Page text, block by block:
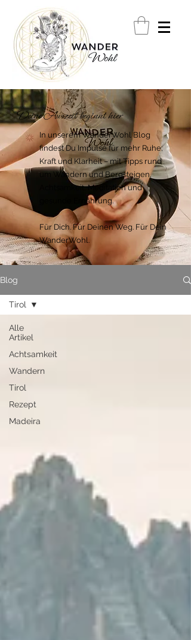
Deine Auszeit beginnt hier
In unserem WanderWohl Blog
findest Du Impulse für mehr Ruhe,
Kraft und Klarheit – mit Tipps rund
um Wandern und Bergsteigen,
Achtsamkeit, Meditation und
gesunde Ernährung.
Für Dich. Für Deinen Weg. Für Dein
WanderWohl.
Blog
Alle
Artikel
Achtsamkeit
Wandern
Tirol
Rezept
Madeira
Tirol